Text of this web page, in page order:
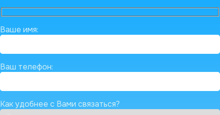
Ваше имя:
Ваш телефон:
Как удобнее с Вами связаться?